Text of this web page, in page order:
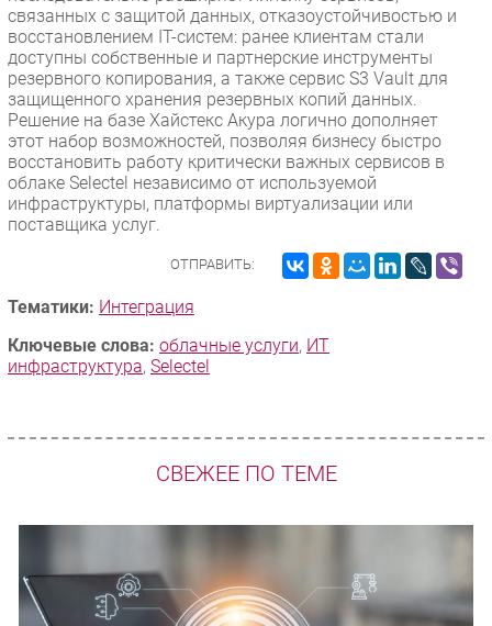
связанных с защитой данных, отказоустойчивостью и
восстановлением IT-систем: ранее клиентам стали
доступны собственные и партнерские инструменты
резервного копирования, а также сервис S3 Vault для
защищенного хранения резервных копий данных.
Решение на базе Хайстекс Акура логично дополняет
этот набор возможностей, позволяя бизнесу быстро
восстановить работу критически важных сервисов в
облаке Selectel независимо от используемой
инфраструктуры, платформы виртуализации или
поставщика услуг.
ОТПРАВИТЬ:
Тематики: Интеграция
Ключевые слова: облачные услуги, ИТ
инфраструктура, Selectel
СВЕЖЕЕ ПО ТЕМЕ